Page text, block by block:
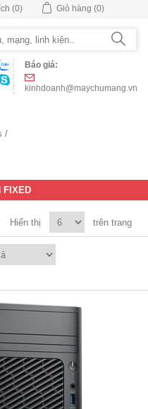
(0) Giỏ hàng (0)
Báo giá:
kinhdoanh@maychumang.vn
/
FIXED
Hiển thị trên trang